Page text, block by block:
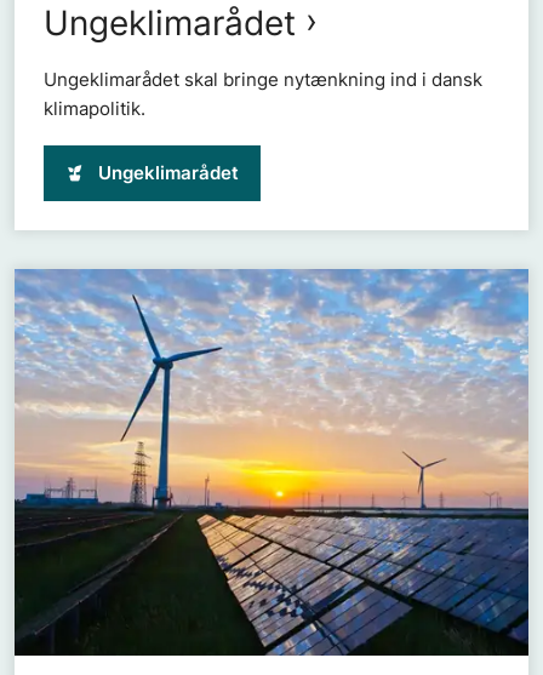
Ungeklimarådet
Ungeklimarådet skal bringe nytænkning ind i dansk
klimapolitik.
Ungeklimarådet